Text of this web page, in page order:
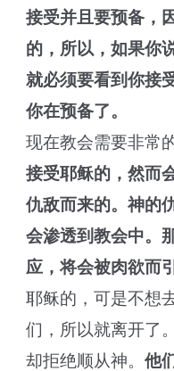
接受并且要预备，
的，所以，如果你
就必须要看到你接
你在预备了。
现在教会需要非常
接受耶稣的，然而
仇敌而来的。神的
会渗透到教会中。
应，将会被肉欲而
耶稣的，可是不想
们，所以就离开了
却拒绝顺从神。他